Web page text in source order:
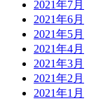
2021年7月
2021年6月
2021年5月
2021年4月
2021年3月
2021年2月
2021年1月